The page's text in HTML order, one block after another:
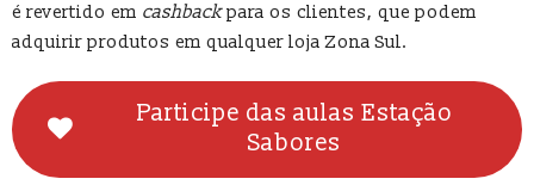
é revertido em cashbackpara os clientes, que podem
adquirir produtos em qualquer loja Zona Sul.
Participe das aulas Estação
Sabores